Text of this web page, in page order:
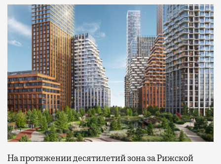
На протяжении десятилетий зона за Рижской